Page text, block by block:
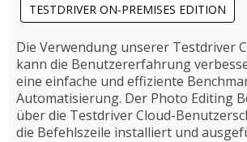
TESTDRIVER ON-PREMISES EDITION
Die Verwendung unserer Testdriver
kann die Benutzererfahrung
eine einfache und effiziente
Automatisierung. Der Photo Editing
über die Testdriver Cloud-
die Befehlszeile installiert und